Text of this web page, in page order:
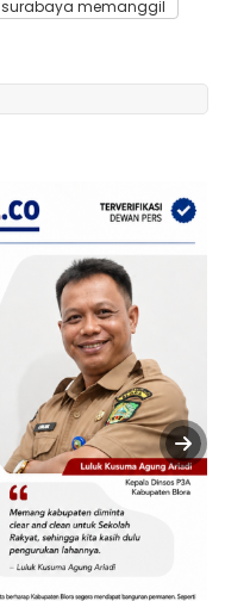
surabaya memanggil